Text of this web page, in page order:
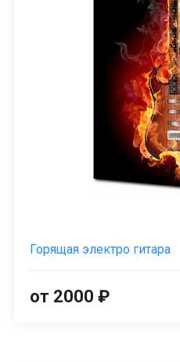
Горящая электро гитара
от 2000 ₽